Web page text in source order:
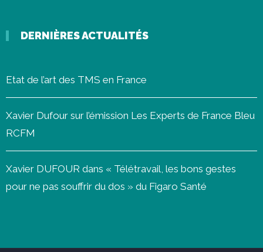
DERNIÈRES ACTUALITÉS
Etat de l’art des TMS en France
Xavier Dufour sur l’émission Les Experts de France Bleu
RCFM
Xavier DUFOUR dans « Télétravail, les bons gestes
pour ne pas souffrir du dos » du Figaro Santé